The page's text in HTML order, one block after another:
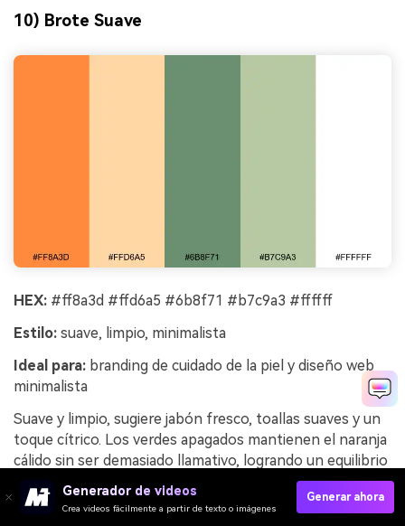
10) Brote Suave
HEX: #ff8a3d #ffd6a5 #6b8f71 #b7c9a3 #ffffff
Estilo: suave, limpio, minimalista
Ideal para: branding de cuidado de la piel y diseño web
minimalista
Suave y limpio, sugiere jabón fresco, toallas suaves y un
toque cítrico. Los verdes apagados mantienen el naranja
cálido sin ser demasiado llamativo, logrando un equilibrio
calmado y aireado. Úsalo en etiquetas de productos de
cuidado de la piel, páginas de productos y sistemas de
Generador de videos
Crea videos fácilmente a partir de texto o imágenes
Generar ahora